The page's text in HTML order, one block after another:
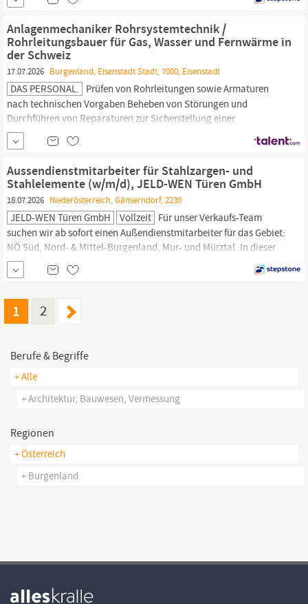
Kunststoffprodukte für die Schi‑, Snowboard-, Platten-, Auto-,
-, Sport- und Freizeitindustrie. Unsere Betriebstätten befinden
sich in Eisenstadt, Slowenien und...
Anlagenmechaniker Rohrsystemtechnik /
Rohrleitungsbauer für Gas, Wasser und Fernwärme in
der Schweiz
17.07.2026 Burgenland, Eisenstadt Stadt, 7000, Eisenstadt
DAS PERSONAL. Prüfen von Rohrleitungen sowie Armaturen
nach technischen Vorgaben Beheben von Störungen und
Durchführen von Reparaturen zur Sicherstellung einer
zuverlässigen Versorgung Qualifikation Abgeschlossene
Ausbildung als Anlagenmechaniker Rohrsystemtechnik,
Berufsausbildung Erfahrung im Bau , Unterhalt oder der
Aussendienstmitarbeiter für Stahlzargen- und
Stahlelemente (w/m/d), JELD-WEN Türen GmbH
18.07.2026 Niederösterreich, Gänserndorf, 2230
JELD-WEN Türen GmbH Vollzeit Für unser Verkaufs-Team
suchen wir ab sofort einen Außendienstmitarbeiter für das Gebiet:
NÖ Süd, Nord- & Mittel-Burgenland, Mur- und Mürztal. In dieser
Position verantworten Sie die technische Beratung, begleiten
Projekte vom Angebot bis zum Auftrag und bauen langfristige
1 2
Berufe & Begriffe
+ Alle
+ Architektur, Bauwesen, Vermessung
Regionen
+ Österreich
+ Burgenland